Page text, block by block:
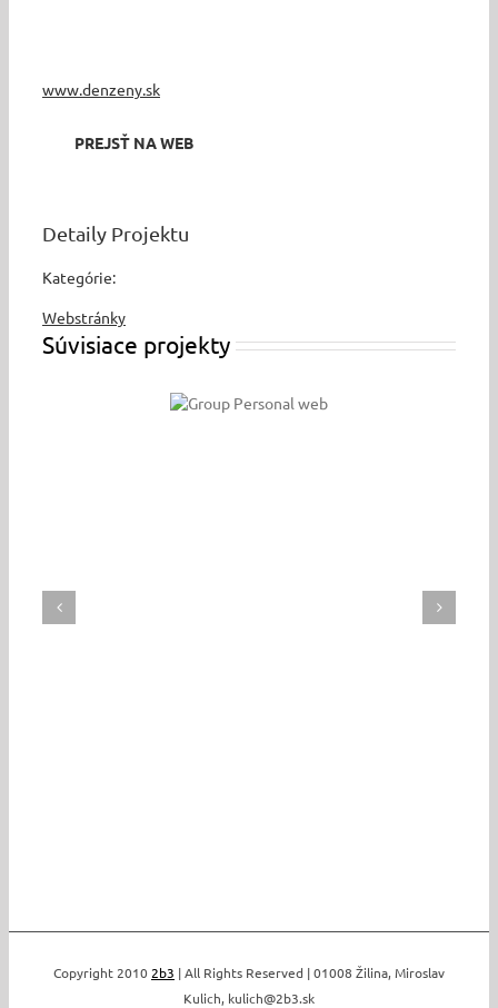
www.denzeny.sk
PREJSŤ NA WEB
Detaily Projektu
Kategórie:
Webstránky
Súvisiace projekty
Copyright 2010 2b3 | All Rights Reserved | 01008 Žilina, Miroslav
Kulich, kulich@2b3.sk